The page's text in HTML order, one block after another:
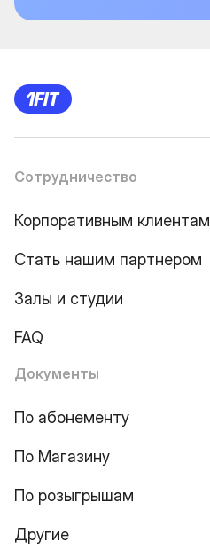
Сотрудничество
Корпоративным клиентам
Стать нашим партнером
Залы и студии
FAQ
Документы
По абонементу
По Магазину
По розыгрышам
Другие